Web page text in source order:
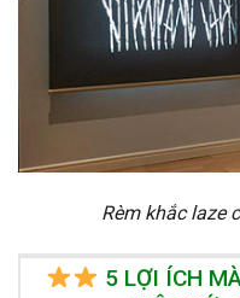
Rèm khắc laze
5 LỢI ÍCH